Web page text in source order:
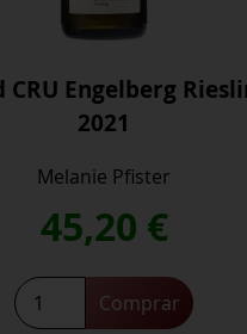
CRU Engelberg
2021
Melanie Pfister
45,20 €
Grand
CRU
Comprar